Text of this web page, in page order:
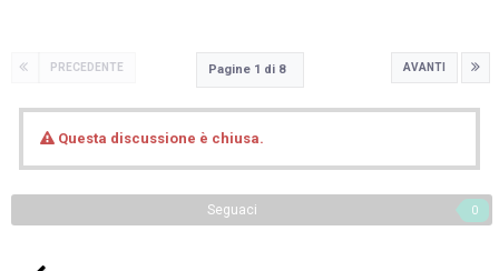
PRECEDENTE AVANTI
Pagine 1 di 8
Questa discussione è chiusa.
Seguaci 0